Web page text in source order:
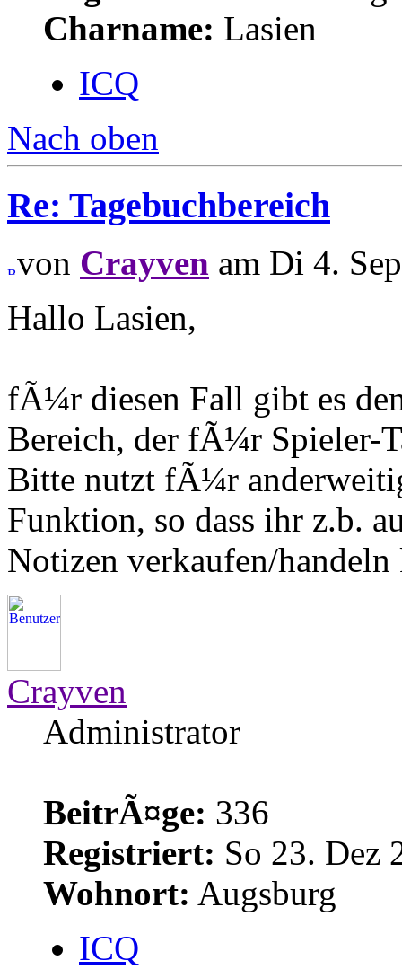
Charname: Lasien
ICQ
Nach oben
Re: Tagebuchbereich
von Crayven am Di 4.
Hallo Lasien,
fÃ¼r diesen Fall gibt es
Bereich, der fÃ¼r Spieler-
Bitte nutzt fÃ¼r
Funktion, so dass ihr z.b.
Notizen verkaufen/
Crayven
Administrator
BeitrÃ¤ge: 336
Registriert: So 23. Dez
Wohnort: Augsburg
ICQ